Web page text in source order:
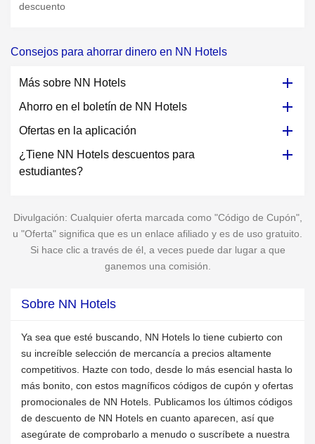
descuento
Consejos para ahorrar dinero en NN Hotels
Más sobre NN Hotels
Ahorro en el boletín de NN Hotels
Ofertas en la aplicación
¿Tiene NN Hotels descuentos para
estudiantes?
Divulgación: Cualquier oferta marcada como "Código de Cupón",
u "Oferta" significa que es un enlace afiliado y es de uso gratuito.
Si hace clic a través de él, a veces puede dar lugar a que
ganemos una comisión.
Sobre NN Hotels
Ya sea que esté buscando, NN Hotels lo tiene cubierto con
su increíble selección de mercancía a precios altamente
competitivos. Hazte con todo, desde lo más esencial hasta lo
más bonito, con estos magníficos códigos de cupón y ofertas
promocionales de NN Hotels. Publicamos los últimos códigos
de descuento de NN Hotels en cuanto aparecen, así que
asegúrate de comprobarlo a menudo o suscríbete a nuestra